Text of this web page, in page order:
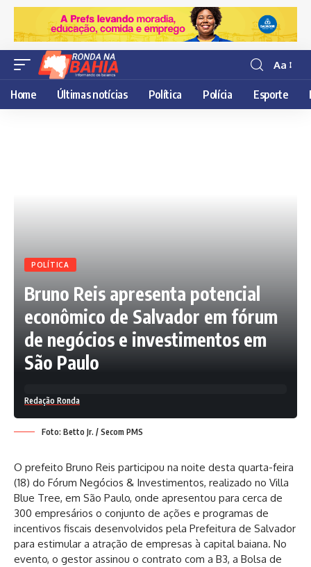
Resisor
de
fonte
Aa
Home Últimas notícias Política Polícia Esporte
POLÍTICA
Bruno Reis apresenta potencial
econômico de Salvador em fórum
de negócios e investimentos em
São Paulo
Redação Ronda
Foto: Betto Jr. / Secom PMS
O prefeito Bruno Reis participou na noite desta quarta-feira
(18) do Fórum Negócios & Investimentos, realizado no Villa
Blue Tree, em São Paulo, onde apresentou para cerca de
300 empresários o conjunto de ações e programas de
incentivos fiscais desenvolvidos pela Prefeitura de Salvador
para estimular a atração de empresas à capital baiana. No
evento, o gestor assinou o contrato com a B3, a Bolsa de